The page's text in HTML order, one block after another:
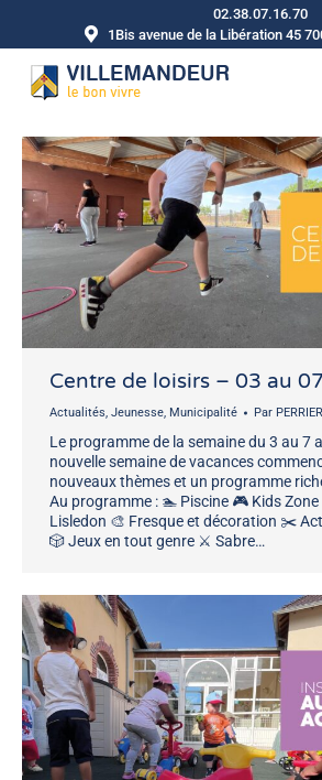
02.38.07.16.70
1Bis avenue de la Libération 45
Centre de loisirs – 03 au
Actualités, Jeunesse, Municipalité Par PERRIER
Le programme de la semaine du 3 au 7
nouvelle semaine de vacances
nouveaux thèmes et un programme
Au programme : 🏊 Piscine 🎮 Kids Zone
Lisledon 🎨 Fresque et décoration ✂️
🎲 Jeux en tout genre ⚔️ Sabre…